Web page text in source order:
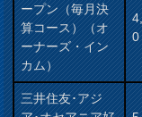
ープン（毎月決
算コース）（オ
ーナーズ・イン
カム）
0
三井住友･アジ